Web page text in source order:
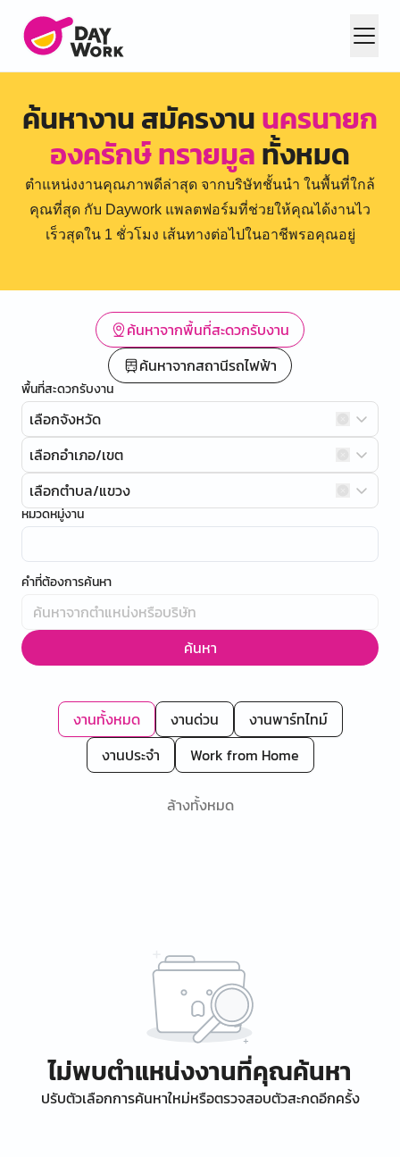
ค้นหางาน สมัครงานนครนายก
องครักษ์ ทรายมูลทั้งหมด
ตำแหน่งงานคุณภาพดีล่าสุด จากบริษัทชั้นนำ ในพื้นที่ใกล้
คุณที่สุด กับ Daywork แพลตฟอร์มที่ช่วยให้คุณได้งานไว
เร็วสุดใน 1 ชั่วโมง เส้นทางต่อไปในอาชีพรอคุณอยู่
ค้นหาจากพื้นที่สะดวกรับงาน
ค้นหาจากสถานีรถไฟฟ้า
พื้นที่สะดวกรับงาน
เลือกจังหวัด
เลือกอำเภอ/เขต
เลือกตำบล/แขวง
หมวดหมู่งาน
คำที่ต้องการค้นหา
ค้นหา
งานทั้งหมด งานด่วน
งานพาร์ทไทม์
งานประจำ
Work from Home
ล้างทั้งหมด
ไม่พบตำแหน่งงานที่คุณค้นหา
ปรับตัวเลือกการค้นหาใหม่หรือตรวจสอบตัวสะกดอีกครั้ง